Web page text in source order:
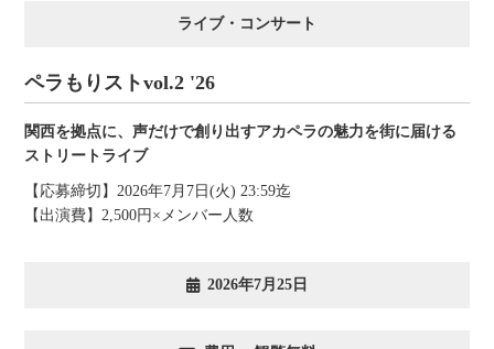
ライブ・コンサート
ペラもりストvol.2 '26
関西を拠点に、声だけで創り出すアカペラの魅力を街に届ける
ストリートライブ
【応募締切】2026年7月7日(火) 23:59迄
【出演費】2,500円×メンバー人数
2026年7月25日